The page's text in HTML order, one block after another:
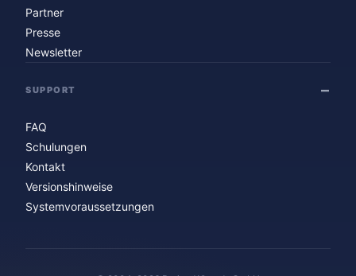
Partner
Presse
Newsletter
SUPPORT
FAQ
Schulungen
Kontakt
Versionshinweise
Systemvoraussetzungen